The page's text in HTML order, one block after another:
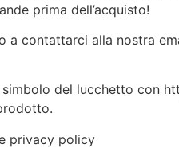
prima dell’acquisto!
a contattarci alla nostra
del lucchetto con
privacy policy